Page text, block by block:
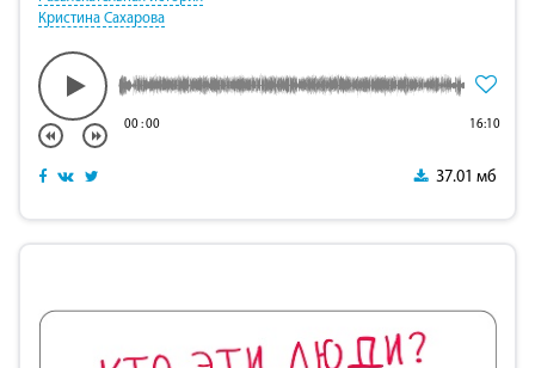
Кристина Сахарова
00:00 16:10
37.01 мб